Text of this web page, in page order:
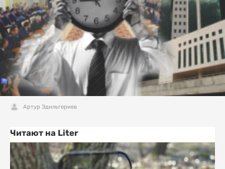
Артур Эдильгериев
Читают на Liter